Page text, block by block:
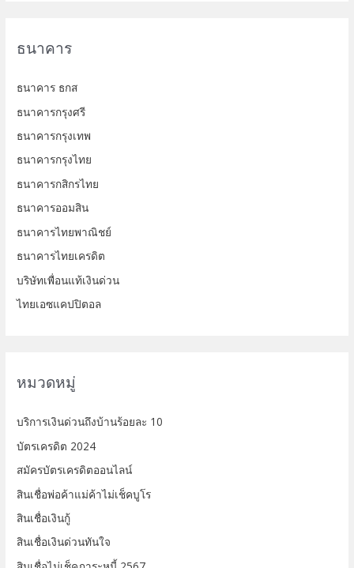
h
r
:
ธนาคาร
ธนาคาร ธกส
ธนาคารกรุงศรี
ธนาคารกรุงเทพ
ธนาคารกรุงไทย
ธนาคารกสิกรไทย
ธนาคารออมสิน
ธนาคารไทยพาณิชย์
ธนาคารไทยเครดิต
บริษัทเพื่อนแท้เงินด่วน
ไทยเอซแคปปิตอล
หมวดหมู่
บริการเงินด่วนถึงบ้านร้อยละ 10
บัตรเครดิต 2024
สมัครบัตรเครดิตออนไลน์
สินเชื่อพ่อค้าแม่ค้าไม่เช็คบูโร
สินเชื่อเงินกู้
สินเชื่อเงินด่วนทันใจ